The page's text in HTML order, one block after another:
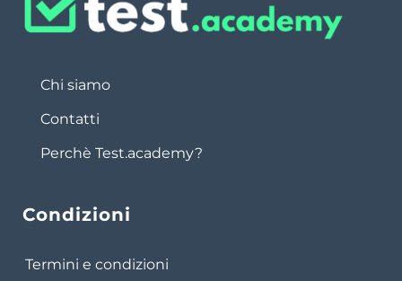
Chi siamo
Contatti
Perchè Test.academy?
Condizioni
Termini e condizioni